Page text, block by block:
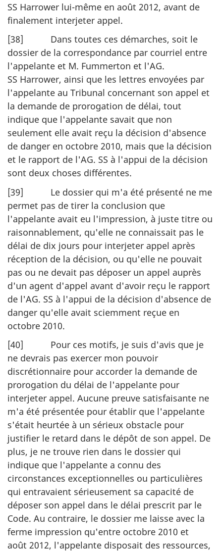
SS Harrower lui-même en août 2012, avant de
finalement interjeter appel.
[38] Dans toutes ces démarches, soit le
dossier de la correspondance par courriel entre
l'appelante et M. Fummerton et l'AG.
SS Harrower, ainsi que les lettres envoyées par
l'appelante au Tribunal concernant son appel et
la demande de prorogation de délai, tout
indique que l'appelante savait que non
seulement elle avait reçu la décision d'absence
de danger en octobre 2010, mais que la décision
et le rapport de l'AG. SS à l'appui de la décision
sont deux choses différentes.
[39] Le dossier qui m'a été présenté ne me
permet pas de tirer la conclusion que
l'appelante avait eu l'impression, à juste titre ou
raisonnablement, qu'elle ne connaissait pas le
délai de dix jours pour interjeter appel après
réception de la décision, ou qu'elle ne pouvait
pas ou ne devait pas déposer un appel auprès
d'un agent d'appel avant d'avoir reçu le rapport
de l'AG. SS à l'appui de la décision d'absence de
danger qu'elle avait sciemment reçue en
octobre 2010.
[40] Pour ces motifs, je suis d'avis que je
ne devrais pas exercer mon pouvoir
discrétionnaire pour accorder la demande de
prorogation du délai de l'appelante pour
interjeter appel. Aucune preuve satisfaisante ne
m'a été présentée pour établir que l'appelante
s'était heurtée à un sérieux obstacle pour
justifier le retard dans le dépôt de son appel. De
plus, je ne trouve rien dans le dossier qui
indique que l'appelante a connu des
circonstances exceptionnelles ou particulières
qui entravaient sérieusement sa capacité de
déposer son appel dans le délai prescrit par le
Code. Au contraire, le dossier me laisse avec la
ferme impression qu'entre octobre 2010 et
août 2012, l'appelante disposait des ressources,